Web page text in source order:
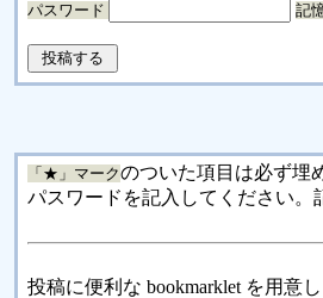
パスワード 記
「★」マークのついた項目は必ず埋
パスワードを記入してください
投稿に便利な bookmarklet を用意し